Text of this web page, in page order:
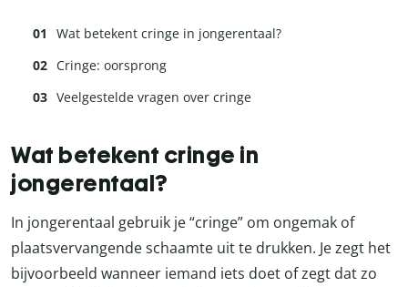
Wat betekent cringe in jongerentaal?
Cringe: oorsprong
Veelgestelde vragen over cringe
Wat betekent cringe in
jongerentaal?
In jongerentaal gebruik je “cringe” om ongemak of
plaatsvervangende schaamte uit te drukken. Je zegt het
bijvoorbeeld wanneer iemand iets doet of zegt dat zo